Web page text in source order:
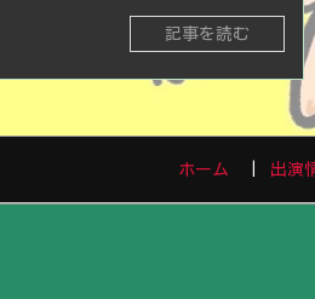
記事を読む
ホーム 出演